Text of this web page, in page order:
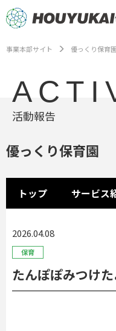
事業本部サイト 優っくり保育園
活動報告
優っくり保育園
トップ サービス
2026.04.08
保育
たんぽぽみつけた